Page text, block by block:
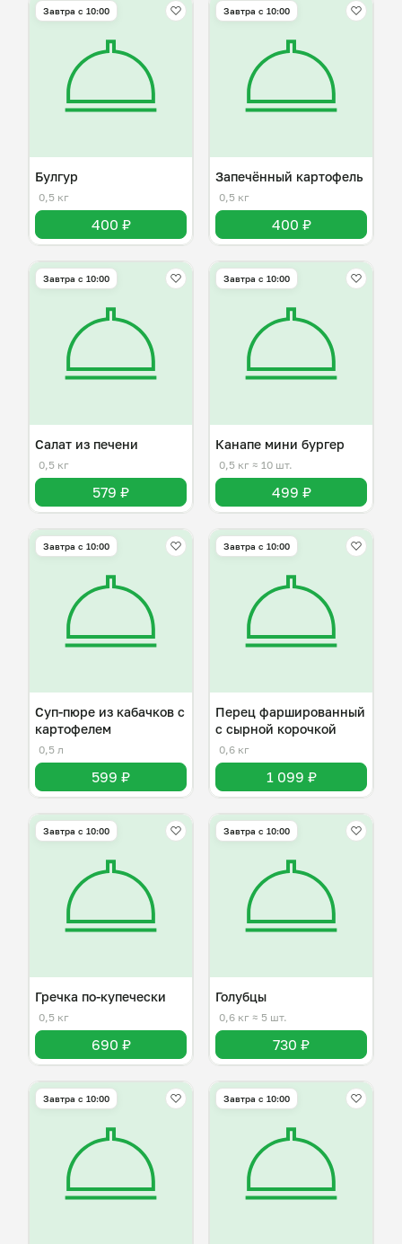
Завтра c 10:00
Булгур
0,5 кг
400 ₽
Завтра c 10:00
Запечённый картофель
0,5 кг
400 ₽
Завтра c 10:00
Салат из печени
0,5 кг
579 ₽
Завтра c 10:00
Канапе мини бургер
0,5 кг ≈ 10 шт.
499 ₽
Завтра c 10:00
Суп-пюре из кабачков с
картофелем
0,5 л
599 ₽
Завтра c 10:00
Перец фаршированный
с сырной корочкой
0,6 кг
1 099 ₽
Завтра c 10:00
Гречка по-купечески
0,5 кг
690 ₽
Завтра c 10:00
Голубцы
0,6 кг ≈ 5 шт.
730 ₽
Завтра c 10:00 Завтра c 10:00